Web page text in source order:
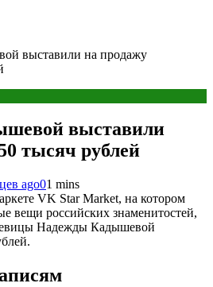
выставили на продажу
выставили
тысяч рублей
ago01 mins
VK Star Market, на котором
вещи российских знаменитостей,
Надежды Кадышевой